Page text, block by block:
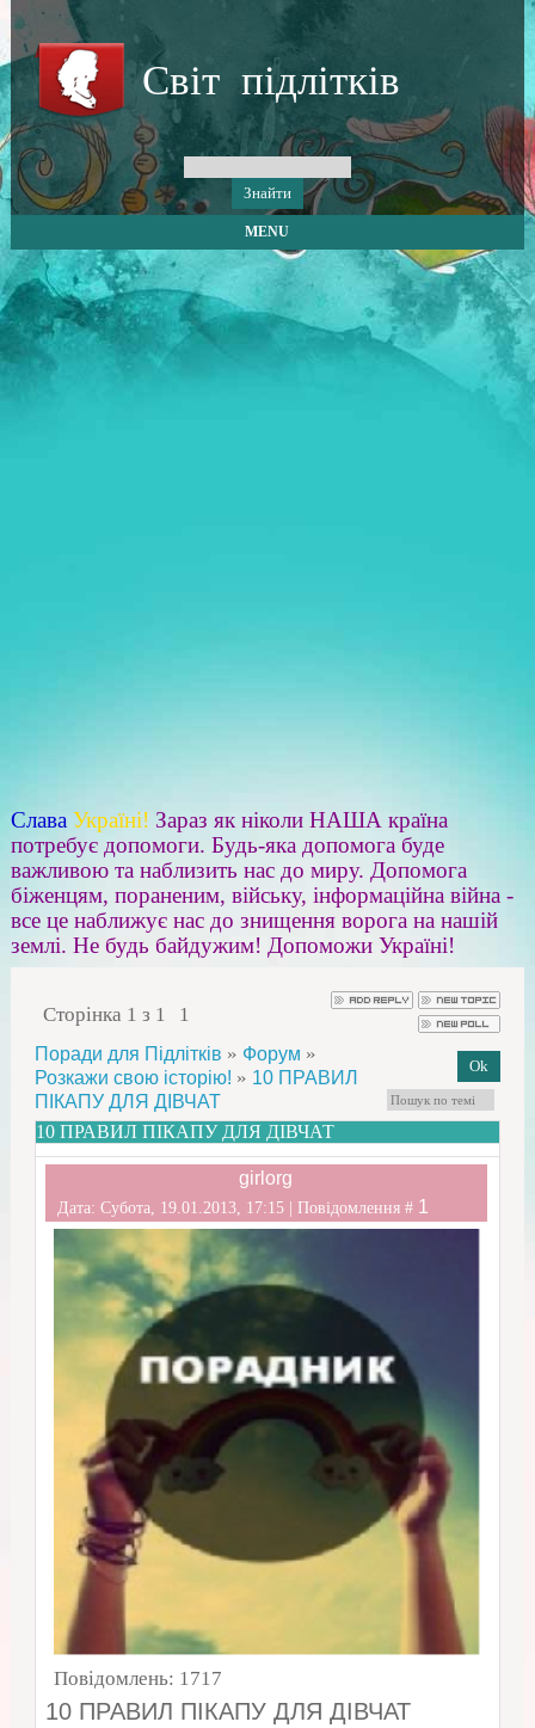
Світ підлітків
MENU
Слава Україні! Зараз як ніколи НАША країна
потребує допомоги. Будь-яка допомога буде
важливою та наблизить нас до миру. Допомога
біженцям, пораненим, війську, інформаційна війна -
все це наближує нас до знищення ворога на нашій
землі. Не будь байдужим! Допоможи Україні!
Сторінка 1 з 1 1
Поради для Підлітків » Форум »
Розкажи свою історію! » 10 ПРАВИЛ
ПІКАПУ ДЛЯ ДІВЧАТ
10 ПРАВИЛ ПІКАПУ ДЛЯ ДІВЧАТ
girlorg
Дата: Субота, 19.01.2013, 17:15 | Повідомлення # 1
Повідомлень: 1717
10 ПРАВИЛ ПІКАПУ ДЛЯ ДІВЧАТ